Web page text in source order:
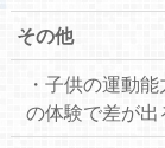
その他
・子供の運動
の体験で差が出